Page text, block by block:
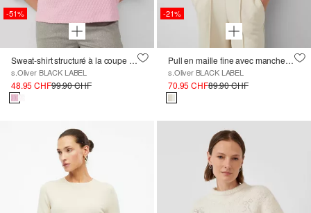
-51%
Sweat-shirt structuré à la coupe décontractée
s.Oliver BLACK LABEL
48.95 CHF99.90 CHF
-21%
Pull en maille fine avec manches chauve-souris en modal mélangé
s.Oliver BLACK LABEL
70.95 CHF89.90 CHF